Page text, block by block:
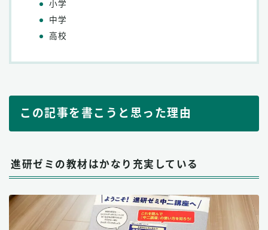
小学
中学
高校
この記事を書こうと思った理由
進研ゼミの教材はかなり充実している